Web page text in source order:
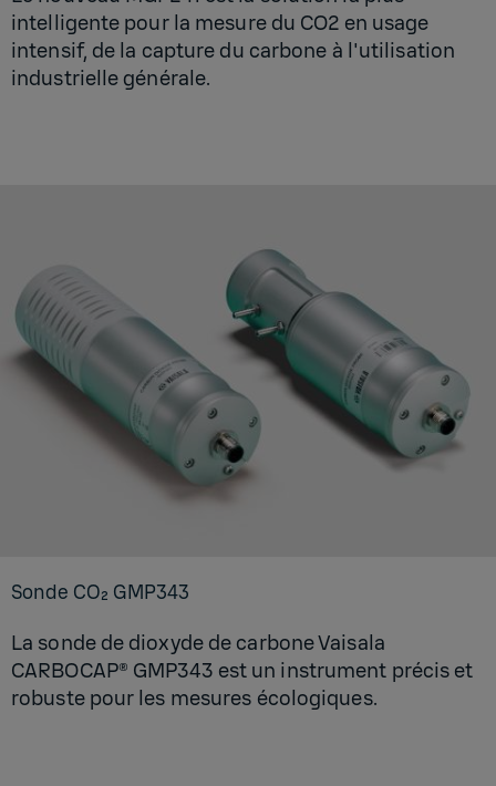
intelligente pour la mesure du CO2 en usage
intensif, de la capture du carbone à l'utilisation
industrielle générale.
Sonde CO₂ GMP343
La sonde de dioxyde de carbone Vaisala
CARBOCAP® GMP343 est un instrument précis et
robuste pour les mesures écologiques.